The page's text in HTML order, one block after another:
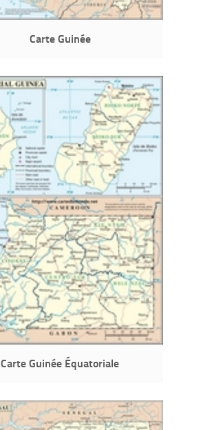
Carte Guinée
Carte Guinée Équatoriale